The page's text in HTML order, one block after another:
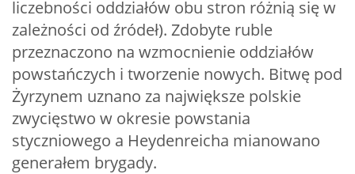
liczebności oddziałów obu stron różnią się w
zależności od źródeł). Zdobyte ruble
przeznaczono na wzmocnienie oddziałów
powstańczych i tworzenie nowych. Bitwę pod
Żyrzynem uznano za największe polskie
zwycięstwo w okresie powstania
styczniowego a Heydenreicha mianowano
generałem brygady.